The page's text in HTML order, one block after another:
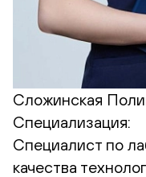
Сложинская
Специализация:
Cпециалист по
качества